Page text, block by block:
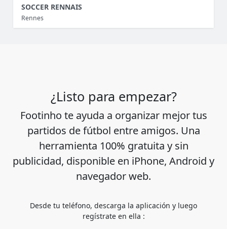
SOCCER RENNAIS
Rennes
¿Listo para empezar?
Footinho te ayuda a organizar mejor tus
partidos de fútbol entre amigos. Una
herramienta 100% gratuita y sin
publicidad, disponible en iPhone, Android y
navegador web.
Desde tu teléfono, descarga la aplicación y luego
regístrate en ella :